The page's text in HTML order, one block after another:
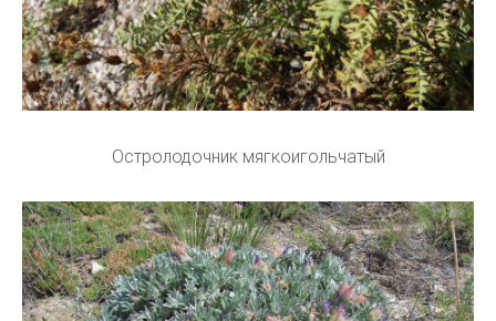
Остролодочник мягкоигольчатый